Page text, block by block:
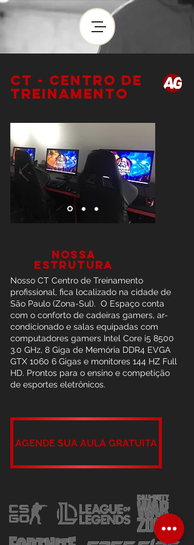
CT - CENTRO DE
TREINAMENTO
NOSSA
ESTRUTURA
Nosso CT Centro de Treinamento
profissional, fica localizado na cidade de
São Paulo (Zona-Sul). O Espaço conta
com o conforto de cadeiras gamers, ar-
condicionado e salas equipadas com
computadores gamers Intel Core i5 8500
3.0 GHz, 8 Giga de Memória DDR4 EVGA
GTX 1060 6 Gigas e monitores 144 HZ Full
HD. Prontos para o ensino e competição
de esportes eletrônicos.
AGENDE SUA AULA GRATUITA